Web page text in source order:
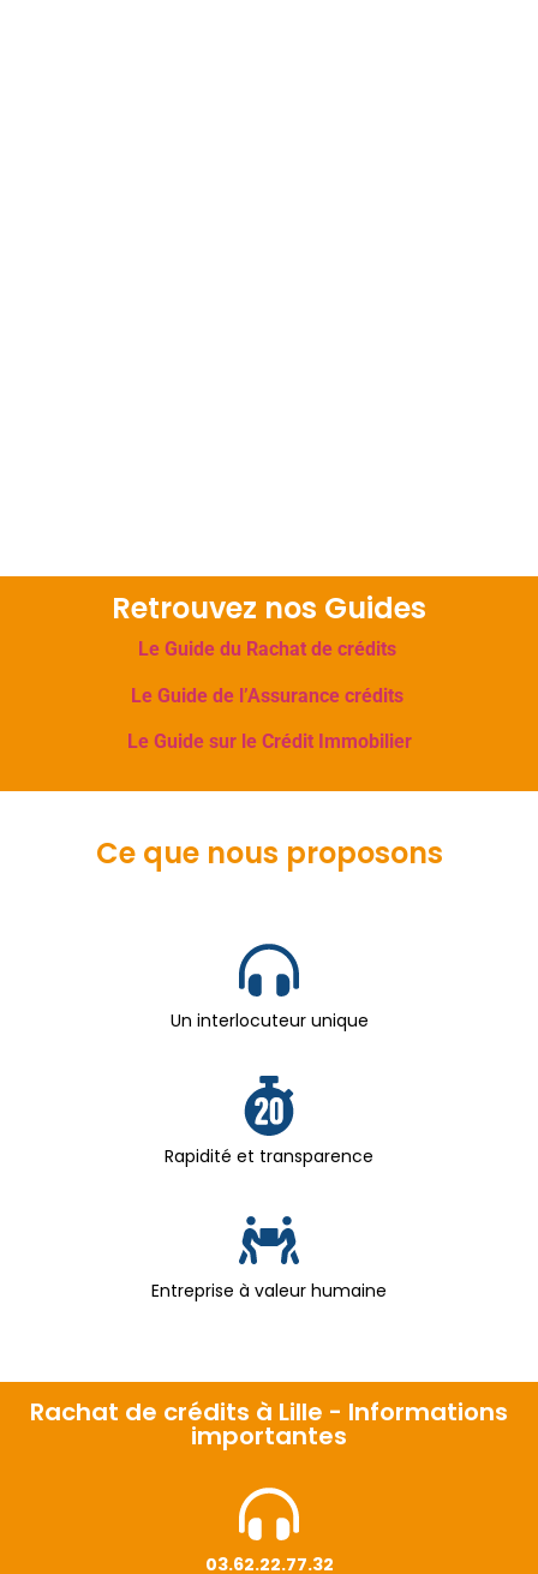
Retrouvez nos Guides
Le Guide du Rachat de crédits
Le Guide de l’Assurance crédits
Le Guide sur le Crédit Immobilier
Ce que nous proposons
Un interlocuteur unique
Rapidité et transparence
Entreprise à valeur humaine
Rachat de crédits à Lille - Informations
importantes
03.62.22.77.32